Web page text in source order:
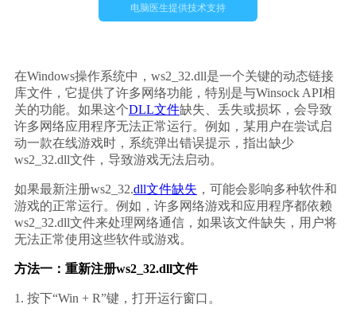
电脑医生提供技术支持
在Windows操作系统中，ws2_32.dll是一个关键的动态链接
库文件，它提供了许多网络功能，特别是与Winsock API相
关的功能。如果这个DLL文件缺失、丢失或损坏，会导致
许多网络应用程序无法正常运行。例如，某用户在尝试启
动一款在线游戏时，系统弹出错误提示，指出缺少
ws2_32.dll文件，导致游戏无法启动。
如果最新注册ws2_32.dll文件缺失 ，可能会影响多种软件和
游戏的正常运行。例如，许多网络游戏和应用程序都依赖
ws2_32.dll文件来处理网络通信，如果该文件缺失，用户将
无法正常使用这些软件或游戏。
方法一：重新注册ws2_32.dll文件
1. 按下“Win + R”键，打开运行窗口。